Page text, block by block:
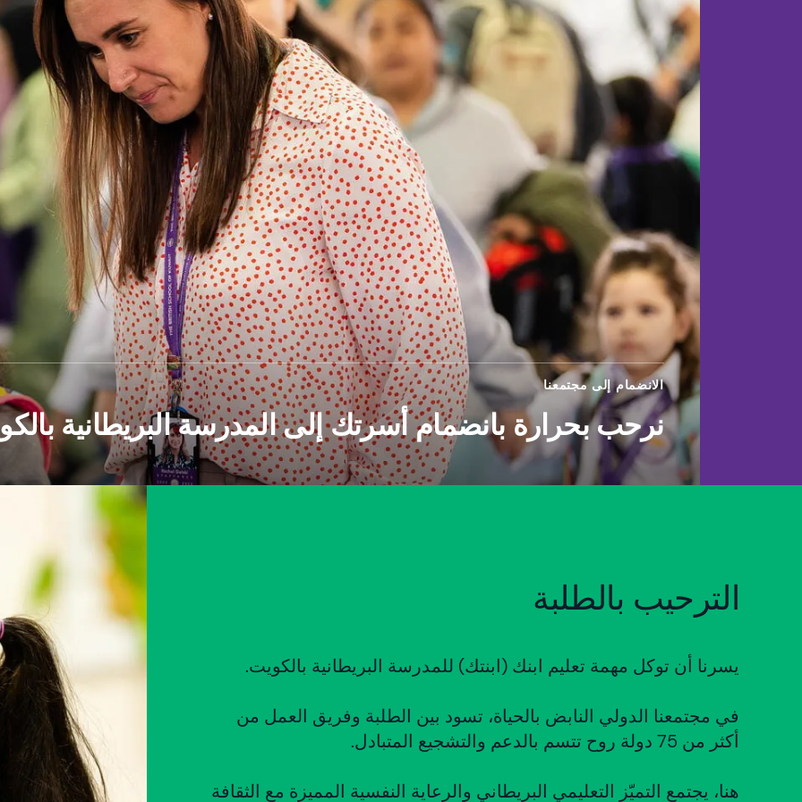
الانضمام إلى مجتمعنا
نرحب بحرارة بانضمام أسرتك إلى المدرسة البريطانية
الترحيب بالطلبة
يسرنا أن توكل مهمة تعليم ابنك (ابنتك) للمدرسة البريطانية بالكويت.
في مجتمعنا الدولي النابض بالحياة، تسود بين الطلبة وفريق العمل من
أكثر من 75 دولة روح تتسم بالدعم والتشجيع المتبادل.
هنا، يجتمع التميّز التعليمي البريطاني والرعاية النفسية المميزة مع الثقافة